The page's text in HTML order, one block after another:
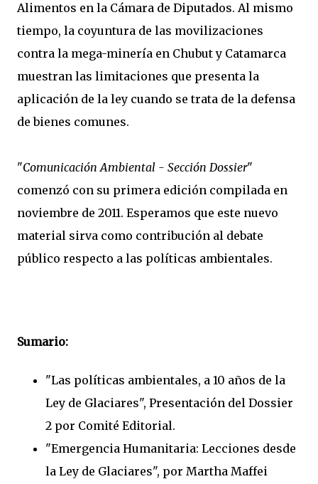
Alimentos en la Cámara de Diputados. Al mismo
tiempo, la coyuntura de las movilizaciones
contra la mega-minería en Chubut y Catamarca
muestran las limitaciones que presenta la
aplicación de la ley cuando se trata de la defensa
de bienes comunes.
"Comunicación Ambiental - Sección Dossier"
comenzó con su primera edición compilada en
noviembre de 2011. Esperamos que este nuevo
material sirva como contribución al debate
público respecto a las políticas ambientales.
Sumario:
"Las políticas ambientales, a 10 años de la
Ley de Glaciares", Presentación del Dossier
2 por Comité Editorial.
"Emergencia Humanitaria: Lecciones desde
la Ley de Glaciares", por Martha Maffei